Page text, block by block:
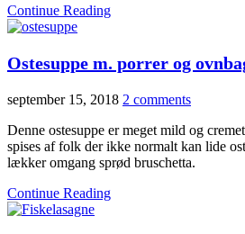
Continue Reading
Ostesuppe m. porrer og
september 15, 2018 2 comments
Denne ostesuppe er meget mild og
spises af folk der ikke normalt kan lide
lækker omgang sprød bruschetta.
Continue Reading